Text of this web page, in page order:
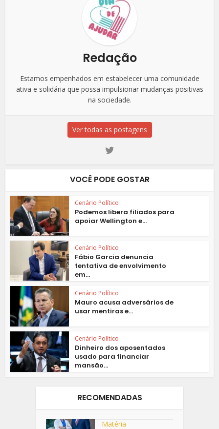
Redação
Estamos empenhados em estabelecer uma comunidade
ativa e solidária que possa impulsionar mudanças positivas
na sociedade.
Ver todas as postagens
VOCÊ PODE GOSTAR
Cenário Político
Podemos libera filiados para
apoiar Wellington e...
Cenário Político
Fábio Garcia denuncia
tentativa de envolvimento
em...
Cenário Político
Mauro acusa adversários de
usar mentiras e...
Cenário Político
Dinheiro dos aposentados
usado para financiar
mansão...
RECOMENDADAS
Matéria